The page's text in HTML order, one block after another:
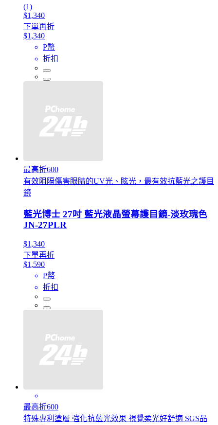
(1)
$1,340
下單再折
$1,340
P幣
折扣
最高折600
有效阻隔傷害眼睛的UV光、眩光，最有效抗藍光之護目
鏡
藍光博士 27吋 藍光液晶螢幕護目鏡-淡玫瑰色
JN-27PLR
$1,340
下單再折
$1,590
P幣
折扣
最高折600
特殊專利塗層 強化抗藍光效果 視覺柔光好舒適 SGS品